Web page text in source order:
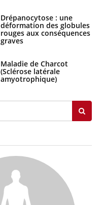
Drépanocytose : une
déformation des globules
rouges aux conséquences
graves
Maladie de Charcot
(Sclérose latérale
amyotrophique)